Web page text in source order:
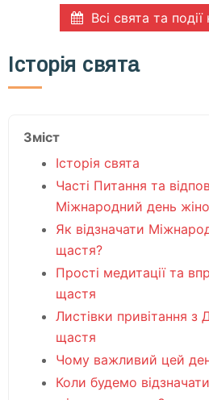
Всі свята та
Історія свята
Зміст
Історія свята
Часті Питання та
Міжнародний день
Як відзначати
щастя?
Прості медитації та
щастя
Листівки привітання з
щастя
Чому важливий цей
Коли будемо